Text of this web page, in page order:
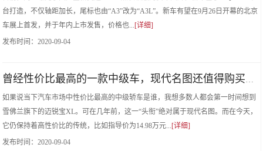
台打造，不仅轴距加长，尾标也由“A3”改为“A3L”。新车有望在9月26日开幕的北京
车展上首发，并于年内上市发售，价格也...[详细]
发布时间：2020-09-04
如果说当下汽车市场中性价比最高的中级轿车是谁，我想多数人都会第一时间想到
雪佛兰旗下的迈锐宝XL。可在几年前，这一“头衔”绝对属于现代名图。而在今天，
它仍保持着高性价比的传统，比如指导价为14.98万元...[详细]
发布时间：2020-09-04